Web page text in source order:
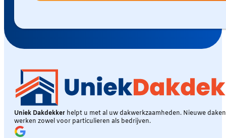
Uniek Dakdekker helpt u met al uw dakwerkzaamheden. Nieuwe
werken zowel voor particulieren als bedrijven.